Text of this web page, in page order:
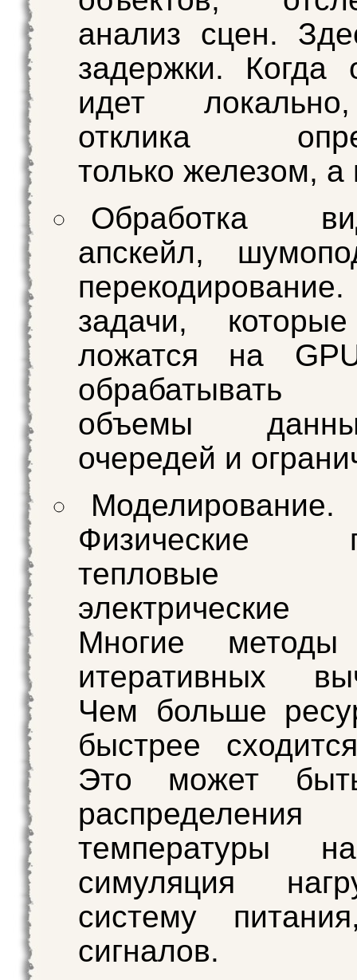
анализ сцен.
задержки. Когда
идет
отклика
только железом, а
Обработка
апскейл,
задачи,
ложатся на
обрабатывать
объемы
очередей и
Моделирование.
Физические
тепловые
Многие методы
итеративных
Чем больше
быстрее
Это может
распределения
температуры
симуляция
систему
сигналов.